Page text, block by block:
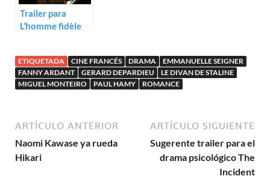
Trailer para
L’homme fidèle
ETIQUETADA CINE FRANCÉS DRAMA
EMMANUELLE SEIGNER
FANNY ARDANT
GERARD DEPARDIEU
LE DIVAN DE STALINE
MIGUEL MONTEIRO
PAUL HAMY ROMANCE
ARTÍCULO ANTERIOR
Naomi Kawase ya rueda
Hikari
ARTÍCULO SIGUIENTE
Sugerente trailer para el
drama psicológico The
Incident